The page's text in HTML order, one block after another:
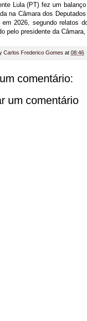
Lula (PT) fez um
na Câmara dos
em 2026, segundo relatos
pelo presidente da
Carlos Frederico Gomes at 08:46
comentário:
um comentário